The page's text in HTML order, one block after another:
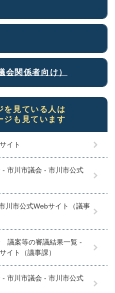
会関係者向け）
を見ている人は
ジも見ています
イト
市川市議会 - 市川市公式
川市公式Webサイト（議事
議案等の審議結果一覧 -
イト（議事課）
市川市議会 - 市川市公式